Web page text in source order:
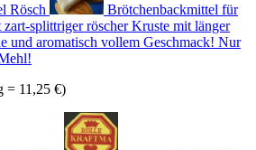
Rösch
Brötchenbackmittel für
splittriger röscher Kruste mit länger
und aromatisch vollem Geschmack! Nur
= 11,25 €)